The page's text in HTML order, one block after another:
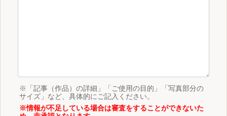
※「記事（作品）の詳細」「ご使用の目的」「写真部分の
サイズ」など、具体的にご記入ください。
※情報が不足している場合は審査をすることができないた